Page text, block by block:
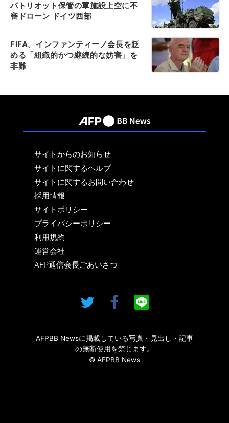
パトリオット保管の軍施設上空に不
審ドローン ドイツ西部
FIFA、インファンティーノ会長を貶
める「組織的かつ継続的な妨害」を
非難
サイトからのお知らせ
サイトに関するヘルプ
サイトに関するお問い合わせ
採用情報
サイトポリシー
プライバシーポリシー
利用規約
運営会社
AFP通信会長ごあいさつ
AFPBB Newsに掲載している写真・見出し・記事
の無断使用を禁じます。
© AFPBB News